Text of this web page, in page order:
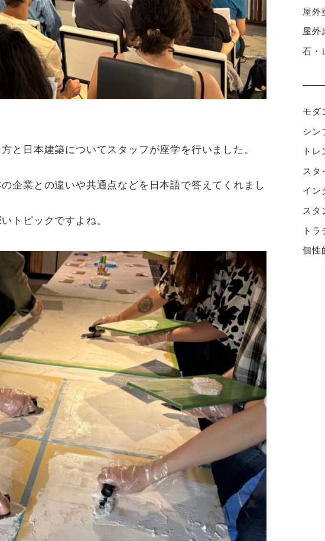
と日本建築についてスタッフが座学を行いました。
企業との違いや共通点などを日本語で答えてくれまし
トピックですよね。
屋外
屋外
石・
モダ
シン
トレ
スタ
イン
スタ
ト
個性